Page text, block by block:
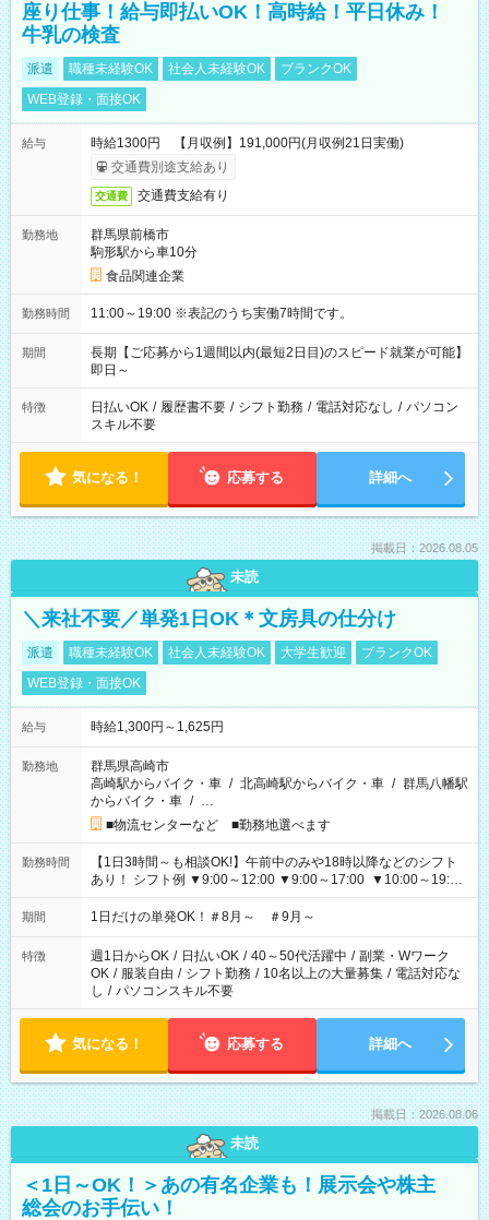
座り仕事！給与即払いOK！高時給！平日休み！
牛乳の検査
派遣 職種未経験OK 社会人未経験OK
ブランクOK
WEB登録・面接OK
給与
時給1300円 【月収例】191,000円(月収例21日実働)
交通費別途支給あり
交通費 交通費支給有り
勤務地
群馬県前橋市
駒形駅から車10分
食品関連企業
勤務時間 11:00～19:00 ※表記のうち実働7時間です。
期間
長期【ご応募から1週間以内(最短2日目)のスピード就業が可能】
即日～
特徴 日払いOK / 履歴書不要 / シフト勤務 / 電話対応なし / パソコン
スキル不要
気になる！ 応募する 詳細へ
掲載日：2026.08.05
未読
＼来社不要／単発1日OK＊文房具の仕分け
派遣 職種未経験OK 社会人未経験OK 大学生歓迎
ブランクOK
WEB登録・面接OK
給与 時給1,300円～1,625円
勤務地
群馬県高崎市
高崎駅からバイク・車 / 北高崎駅からバイク・車 / 群馬八幡駅
からバイク・車 / …
■物流センターなど ■勤務地選べます
勤務時間
【1日3時間～も相談OK!】午前中のみや18時以降などのシフト
あり！ シフト例 ▼9:00～12:00 ▼9:00～17:00 ▼10:00～19:00
▼18:00～21:00
期間 1日だけの単発OK！＃8月～ ＃9月～
特徴 週1日からOK / 日払いOK / 40～50代活躍中 / 副業・Wワーク
OK / 服装自由 / シフト勤務 / 10名以上の大量募集 / 電話対応な
し / パソコンスキル不要
気になる！ 応募する 詳細へ
掲載日：2026.08.06
未読
＜1日～OK！＞あの有名企業も！展示会や株主
総会のお手伝い！